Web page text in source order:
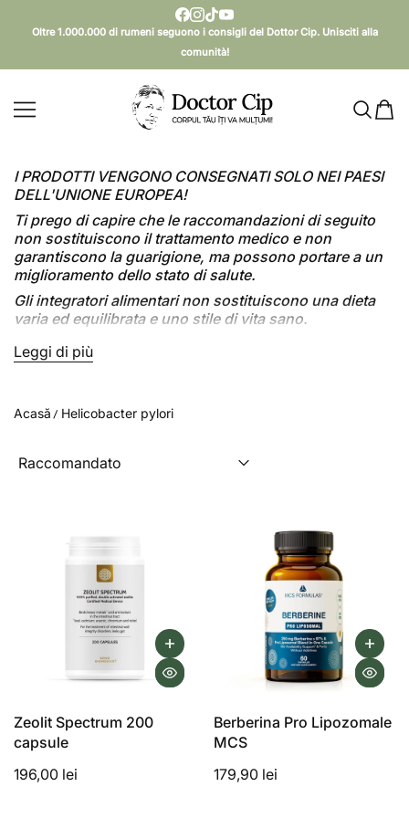
Oltre 1.000.000 di rumeni seguono i consigli del Dottor Cip. Unisciti alla
comunità!
Doctor Cip - Corpul tău îți va mulțumi!
I PRODOTTI VENGONO CONSEGNATI SOLO NEI PAESI
DELL'UNIONE EUROPEA!
Ti prego di capire che le raccomandazioni di seguito
non sostituiscono il trattamento medico e non
garantiscono la guarigione, ma possono portare a un
miglioramento dello stato di salute.
Gli integratori alimentari non sostituiscono una dieta
varia ed equilibrata e uno stile di vita sano.
L'infezione da helicobacter pylori
circa il 50% della popolazione è infettata, tuttavia non
I sintomi che provoca sono:
Gonfiore, nausea, eruttazioni
Alito cattivo.
Il trattamento medico consiste nella somministrazione di
antibiotici e inibitori della pompa protonica.
Esistono anche protocolli naturali, raccomandati in
diverse situazioni:
Come complemento al trattamento medico, aumentando la
sua efficacia e riducendo gli effetti collaterali
In persone che non possono assumere antibiotici
dell'infezione
Leggi di più
Leggi meno
Acasă Helicobacter pylori
Zeolit Spectrum 200
capsule
196,00 lei
Berberina Pro Lipozomale
MCS
179,90 lei